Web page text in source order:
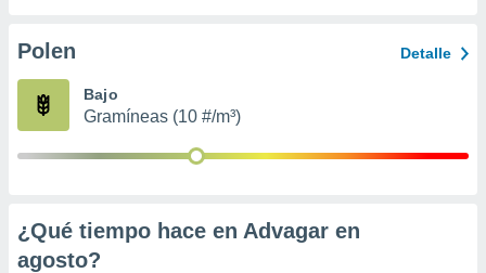
e
mediante
de
Polen Detalle
Bajo
Gramíneas (10 #/m³)
¿Qué tiempo hace en Advagar en
agosto?